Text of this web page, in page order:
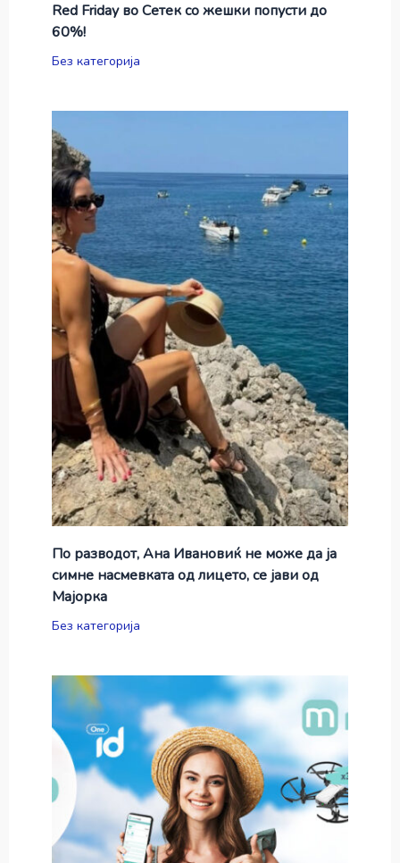
Red Friday во Сетек со жешки попусти до
60%!
Без категорија
По разводот, Ана Ивановиќ не може да ја
симне насмевката од лицето, се јави од
Мајорка
Без категорија